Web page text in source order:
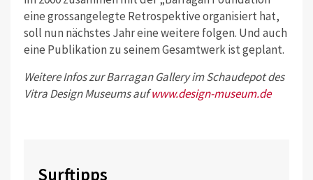
eine grossangelegte Retrospektive organisiert hat,
soll nun nächstes Jahr eine weitere folgen. Und auch
eine Publikation zu seinem Gesamtwerk ist geplant.
Weitere Infos zur Barragan Gallery im Schaudepot des
Vitra Design Museums aufwww.design-museum.de
Surftipps